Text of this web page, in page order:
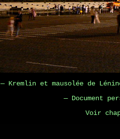
— Kremlin et mausolée de
— Document
Voir